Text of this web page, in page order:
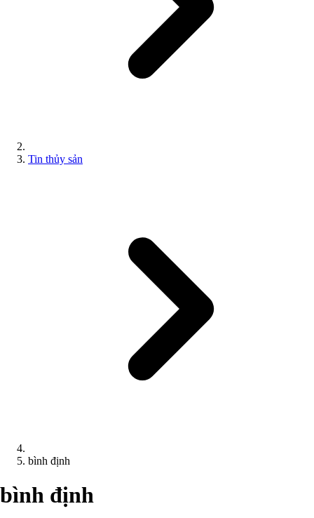
Tin thủy sản
bình định
bình định